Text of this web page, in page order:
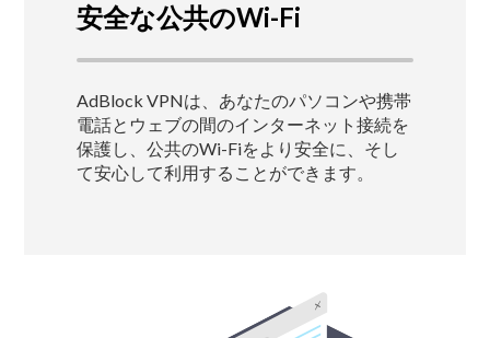
安全な公共のWi-Fi
AdBlock VPNは、あなたのパソコンや携帯
電話とウェブの間のインターネット接続を
保護し、公共のWi-Fiをより安全に、そし
て安心して利用することができます。